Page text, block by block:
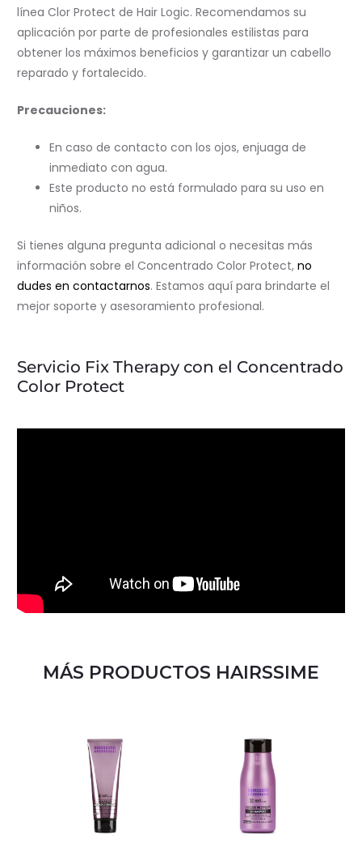
línea Clor Protect de Hair Logic. Recomendamos su
aplicación por parte de profesionales estilistas para
obtener los máximos beneficios y garantizar un cabello
reparado y fortalecido.
Precauciones:
En caso de contacto con los ojos, enjuaga de
inmediato con agua.
Este producto no está formulado para su uso en
niños.
Si tienes alguna pregunta adicional o necesitas más
información sobre el Concentrado Color Protect, no
dudes en contactarnos. Estamos aquí para brindarte el
mejor soporte y asesoramiento profesional.
Servicio Fix Therapy con el Concentrado
Color Protect
MÁS PRODUCTOS HAIRSSIME